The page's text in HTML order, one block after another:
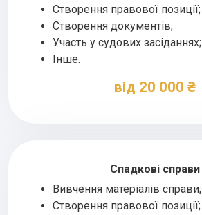
Створення правової позиції;
Створення документів;
Участь у судових засіданнях;
Інше.
від 20 000 ₴
Спадкові справи
Вивчення матеріалів справи;
Створення правової позиції;